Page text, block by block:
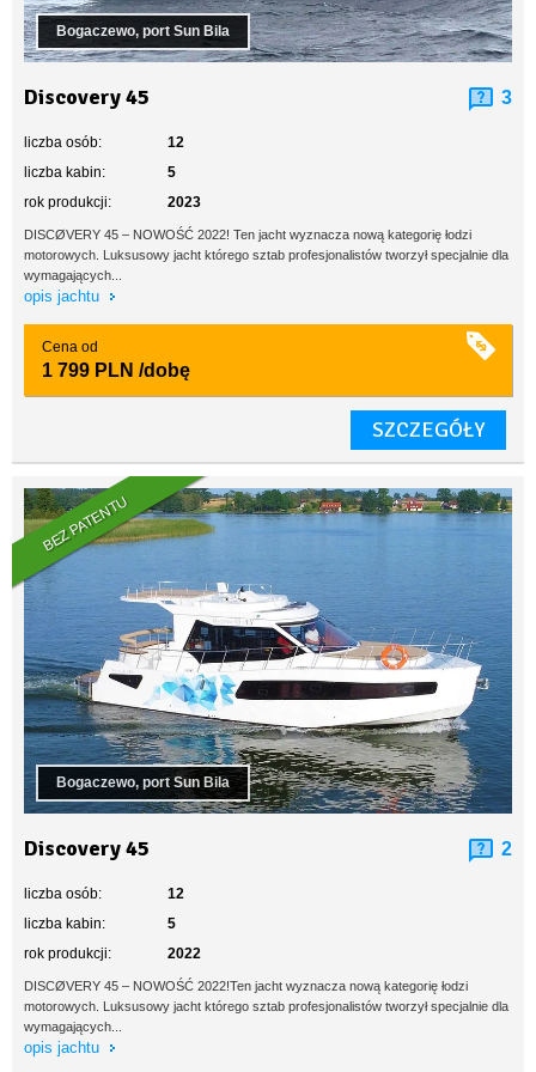
Bogaczewo, port Sun Bila
Discovery 45 3
liczba osób:
12
liczba kabin:
5
rok produkcji:
2023
DISCØVERY 45 – NOWOŚĆ 2022! Ten jacht wyznacza nową kategorię łodzi
motorowych. Luksusowy jacht którego sztab profesjonalistów tworzył specjalnie dla
wymagających...
opis jachtu
Cena od
1 799 PLN /dobę
SZCZEGÓŁY
BEZ PATENTU
Bogaczewo, port Sun Bila
Discovery 45 2
liczba osób:
12
liczba kabin:
5
rok produkcji:
2022
DISCØVERY 45 – NOWOŚĆ 2022!Ten jacht wyznacza nową kategorię łodzi
motorowych. Luksusowy jacht którego sztab profesjonalistów tworzył specjalnie dla
wymagających...
opis jachtu